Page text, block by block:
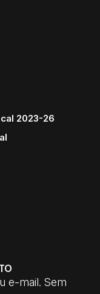
2023-26
e-mail. Sem